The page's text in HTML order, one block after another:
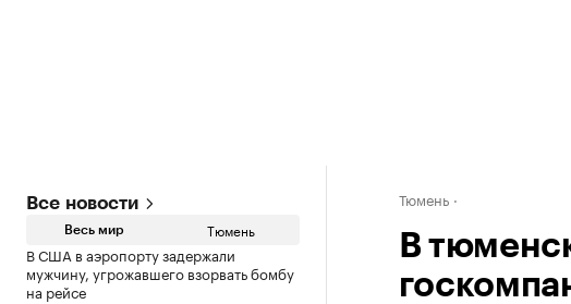
Все новости
Весь мир Тюмень
В США в аэропорту задержали
мужчину, угрожавшего взорвать бомбу
на рейсе
Тюмень
В